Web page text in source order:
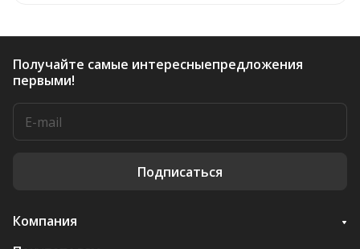
Получайте самые интересныепредложения
первыми!
Подписаться
Компания